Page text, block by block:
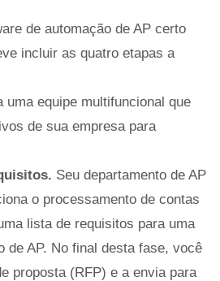
de automação de AP certo
incluir as quatro etapas a
uma equipe multifuncional que
de sua empresa para
Seu departamento de AP
o processamento de contas
lista de requisitos para uma
de AP. No final desta fase, você
proposta (RFP) e a envia para